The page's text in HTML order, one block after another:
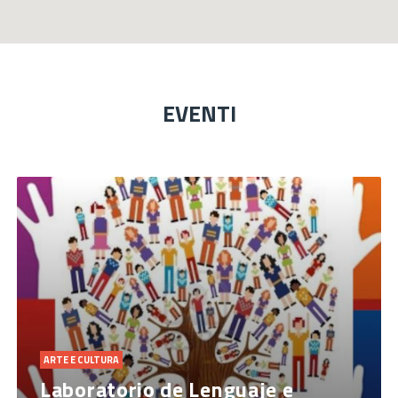
EVENTI
ARTE E CULTURA
Laboratorio de Lenguaje e